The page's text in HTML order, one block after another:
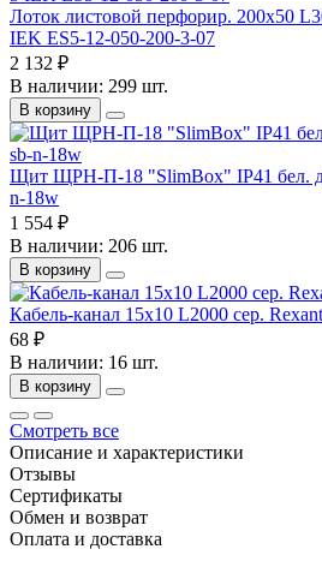
Лоток листовой перфорир. 200х50
IEK ES5-12-050-200-3-07
2 132 ₽
В наличии: 299 шт.
В корзину
Щит ЩРН-П-18 "SlimBox" IP41 бел.
n-18w
1 554 ₽
В наличии: 206 шт.
В корзину
Кабель-канал 15х10 L2000 сер.
68 ₽
В наличии: 16 шт.
В корзину
Смотреть все
Описание и характеристики
Отзывы
Сертификаты
Обмен и возврат
Оплата и доставка